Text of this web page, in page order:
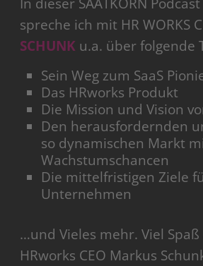
In dieser SAATKORN
spreche ich mit HR WORKS
SCHUNK u.a. über folgende
Sein Weg zum SaaS
Das HRworks Produkt
Die Mission und Vision
Den herausfordernden
so dynamischen Markt
Wachstumschancen
Die mittelfristigen Ziele
Unternehmen
…und Vieles mehr. Viel
HRworks CEO Markus